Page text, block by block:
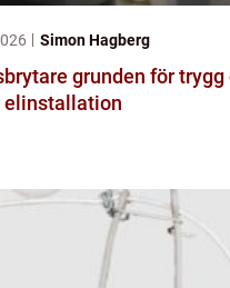
Simon Hagberg
för trygg och
elinstallation